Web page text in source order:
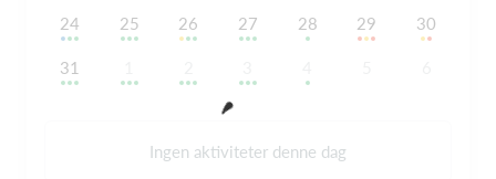
24 25 26 27 28 29 30
31
Ingen aktiviteter denne dag